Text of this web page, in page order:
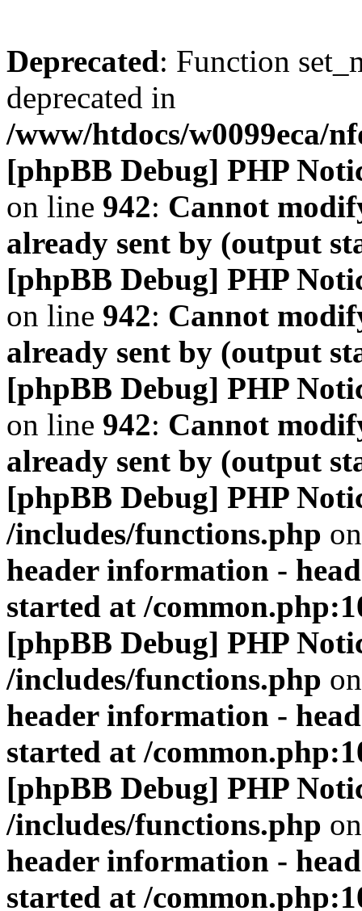
Deprecated: Function
deprecated in
/www/htdocs/w0099eca/
[phpBB Debug] PHP
on line 942: Cannot
already sent by (output
[phpBB Debug] PHP
on line 942: Cannot
already sent by (output
[phpBB Debug] PHP
on line 942: Cannot
already sent by (output
[phpBB Debug] PHP
/includes/functions.php
header information -
started at /
[phpBB Debug] PHP
/includes/functions.php
header information -
started at /
[phpBB Debug] PHP
/includes/functions.php
header information -
started at /